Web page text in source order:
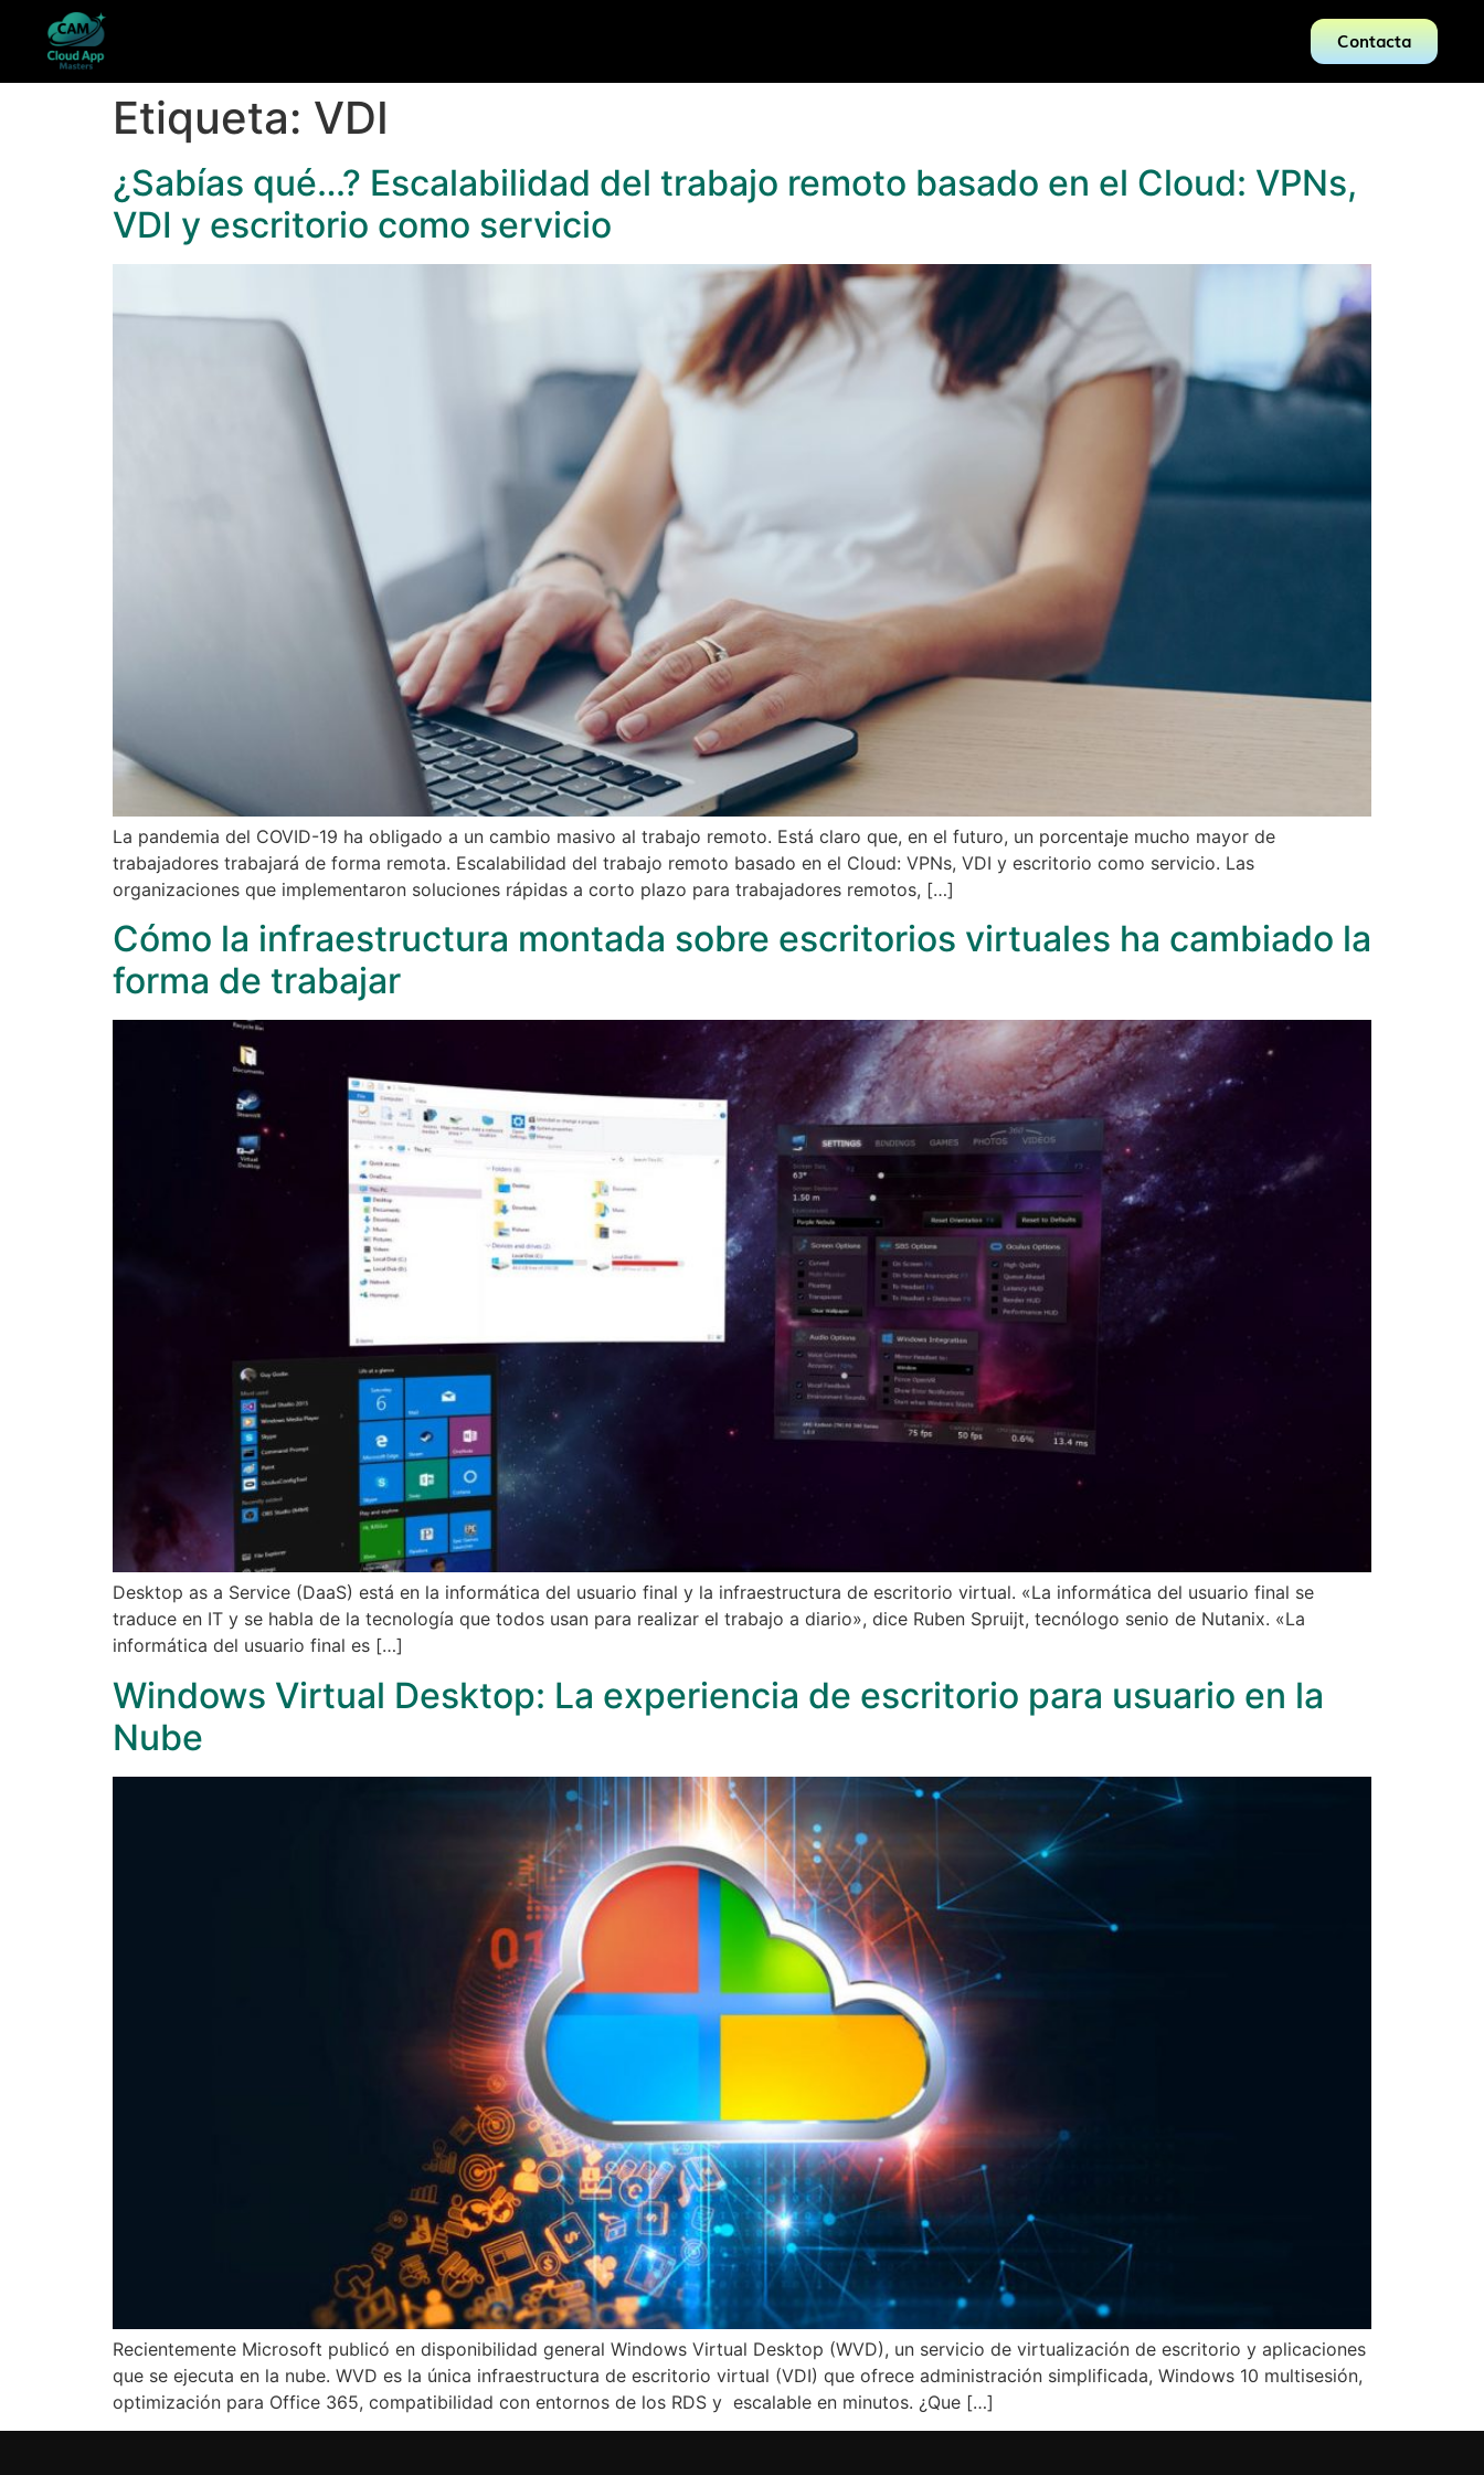
Contacta
Etiqueta: VDI
¿Sabías qué…? Escalabilidad del trabajo remoto basado en el Cloud: VPNs,
VDI y escritorio como servicio
La pandemia del COVID-19 ha obligado a un cambio masivo al trabajo remoto. Está claro que, en el futuro, un porcentaje mucho mayor de
trabajadores trabajará de forma remota. Escalabilidad del trabajo remoto basado en el Cloud: VPNs, VDI y escritorio como servicio. Las
organizaciones que implementaron soluciones rápidas a corto plazo para trabajadores remotos, […]
Cómo la infraestructura montada sobre escritorios virtuales ha cambiado la
forma de trabajar
Desktop as a Service (DaaS) está en la informática del usuario final y la infraestructura de escritorio virtual. «La informática del usuario final se
traduce en IT y se habla de la tecnología que todos usan para realizar el trabajo a diario», dice Ruben Spruijt, tecnólogo senio de Nutanix. «La
informática del usuario final es […]
Windows Virtual Desktop: La experiencia de escritorio para usuario en la
Nube
Recientemente Microsoft publicó en disponibilidad general Windows Virtual Desktop (WVD), un servicio de virtualización de escritorio y aplicaciones
que se ejecuta en la nube. WVD es la única infraestructura de escritorio virtual (VDI) que ofrece administración simplificada, Windows 10 multisesión,
optimización para Office 365, compatibilidad con entornos de los RDS y escalable en minutos. ¿Que […]